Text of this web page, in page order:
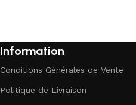
Information
Conditions Générales de Vente
Politique de Livraison